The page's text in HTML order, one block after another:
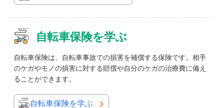
自転車保険を学ぶ
自転車保険は、自転車事故での損害を補償する保険です。相手
のケガやモノの損害に対する賠償や自分のケガの治療費に備え
ることができます。
自転車保険を学ぶ